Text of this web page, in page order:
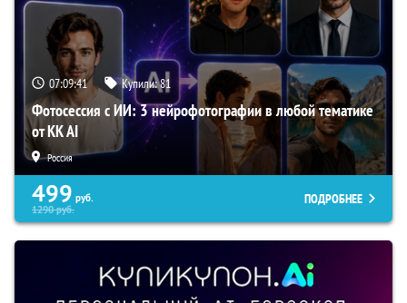
07:09:39 Купили:81
Фотосессия с ИИ: 3 нейрофотографии в любой тематике
от KK AI
Россия
499 руб.
1290руб.
ПОДРОБНЕЕ